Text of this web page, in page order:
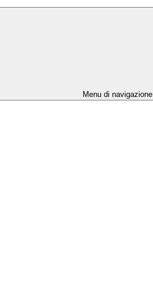
Menu di navigazione